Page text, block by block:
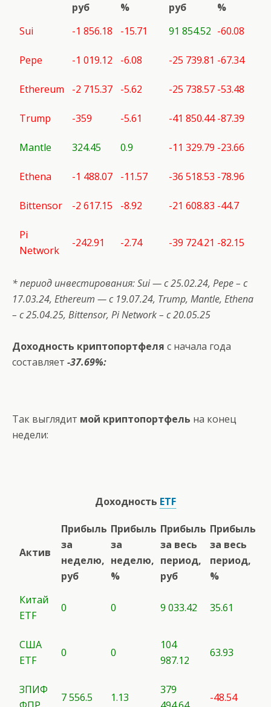
руб
%
руб
%
Sui
-1 856.18 -15.71 91 854.52 -60.08
Pepe -1 019.12 -6.08 -25 739.81 -67.34
Ethereum -2 715.37 -5.62 -25 738.57 -53.48
Trump -359 -5.61 -41 850.44 -87.39
Mantle 324.45 0.9 -11 329.79 -23.66
Ethena -1 488.07 -11.57 -36 518.53 -78.96
Bittensor -2 617.15 -8.92 -21 608.83 -44.7
Pi
Network
-242.91 -2.74 -39 724.21 -82.15
* период инвестирования:Sui— с 25.02.24, Pepe– с
17.03.24, Ethereum — с 19.07.24, Trump, Mantle, Ethena
– с 25.04.25, Bittensor, PiNetwork– с 20.05.25
Доходность криптопортфеля с начала года
составляет -37.69%:
Так выглядит мой криптопортфель на конец
недели:
Доходность ETF
Актив
Прибыль
за
неделю,
руб
Прибыль
за
неделю,
%
Прибыль
за весь
период,
руб
Прибыль
за весь
период,
%
Китай
ETF
0 0 9 033.42 35.61
США
ETF
0 0
104
987.12
63.93
ЗПИФ
7 556.5 1.13
379
-48.54